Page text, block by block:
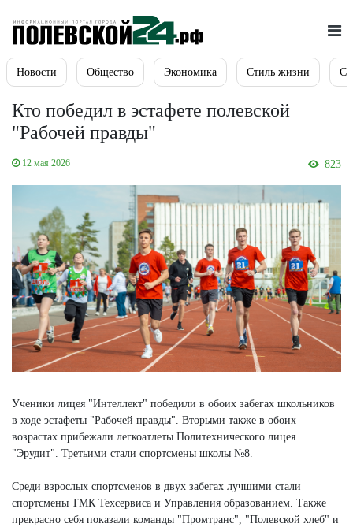
Новости Общество Экономика Стиль жизни
Кто победил в эстафете полевской
"Рабочей правды"
12 мая 2026 823
Ученики лицея "Интеллект" победили в обоих забегах школьников
в ходе эстафеты "Рабочей правды". Вторыми также в обоих
возрастах прибежали легкоатлеты Политехнического лицея
"Эрудит". Третьими стали спортсмены школы №8.
Среди взрослых спортсменов в двух забегах лучшими стали
спортсмены ТМК Техсервиса и Управления образованием. Также
прекрасно себя показали команды "Промтранс", "Полевской хлеб" и